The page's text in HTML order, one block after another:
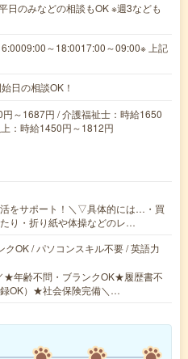
日のみなどの相談もOK ※週3なども
～18:0017:00～09:00※ 上記
日の相談OK！
～1687円 / 介護福祉士：時給1650
：時給1450円～1812円
活をサポート！＼▽具体的には…・買
り・折り紙や体操などのレ…
クOK / パソコンスキル不要 / 英語力
★年齢不問・ブランクOK★履歴書不
OK）★社会保険完備＼…